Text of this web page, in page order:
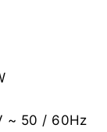
~ 50 / 60Hz